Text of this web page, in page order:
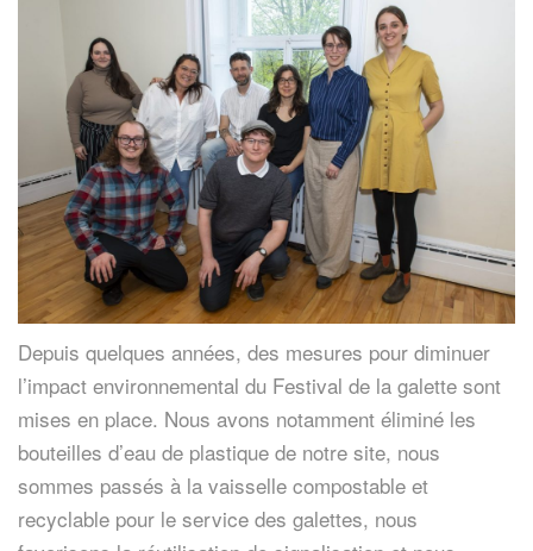
Depuis quelques années, des mesures pour diminuer
l’impact environnemental du Festival de la galette sont
mises en place. Nous avons notamment éliminé les
bouteilles d’eau de plastique de notre site, nous
sommes passés à la vaisselle compostable et
recyclable pour le service des galettes, nous